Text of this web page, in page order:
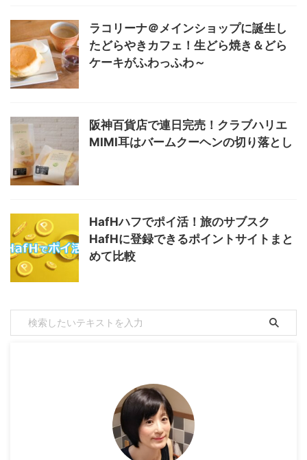
ラコリーナ＠メインショップに誕生し
たどらやきカフェ！生どら焼き＆どら
ケーキがふわっふわ～
阪神百貨店で連日完売！クラブハリエ
MIMI耳はバームクーヘンの切り落とし
HafHハフでポイ活！旅のサブスク
HafHに登録できるポイントサイトまと
めて比較